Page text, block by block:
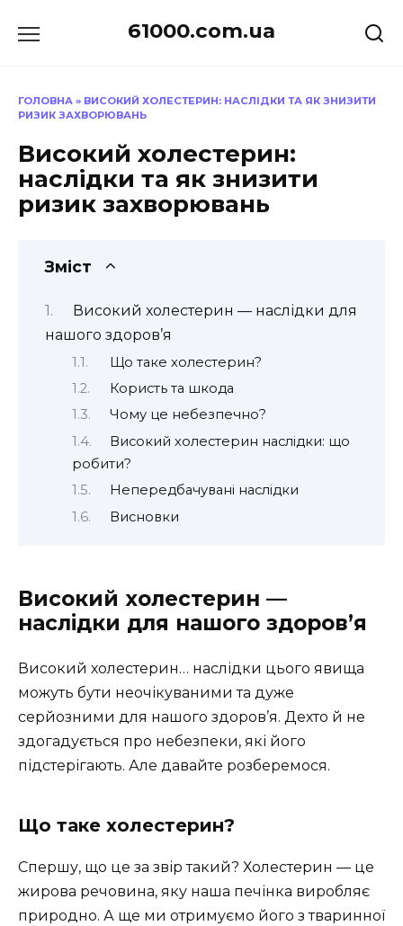
до
61000.com.ua
ГОЛОВНА » ВИСОКИЙ ХОЛЕСТЕРИН: НАСЛІДКИ ТА ЯК ЗНИЗИТИ
РИЗИК ЗАХВОРЮВАНЬ
Високий холестерин:
наслідки та як знизити
ризик захворювань
Зміст
Високий холестерин — наслідки для
нашого здоров’я
Що таке холестерин?
Користь та шкода
Чому це небезпечно?
Високий холестерин наслідки: що
робити?
Непередбачувані наслідки
Висновки
Високий холестерин —
наслідки для нашого здоров’я
Високий холестерин… наслідки цього явища
можуть бути неочікуваними та дуже
серйозними для нашого здоров’я. Дехто й не
здогадується про небезпеки, які його
підстерігають. Але давайте розберемося.
Що таке холестерин?
Спершу, що це за звір такий? Холестерин — це
жирова речовина, яку наша печінка виробляє
природно. А ще ми отримуємо його з тваринної